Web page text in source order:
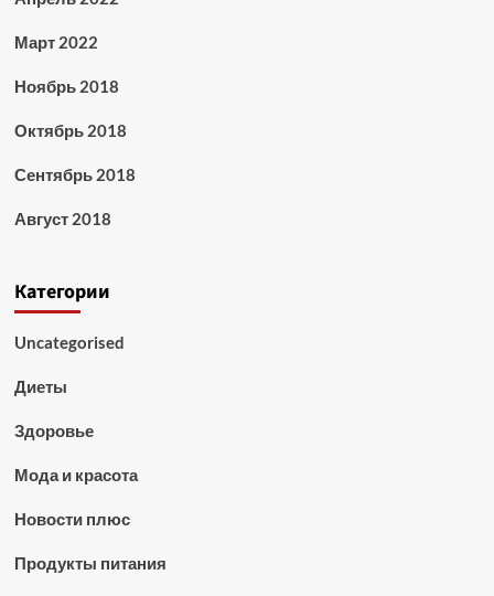
Март 2022
Ноябрь 2018
Октябрь 2018
Сентябрь 2018
Август 2018
Категории
Uncategorised
Диеты
Здоровье
Мода и красота
Новости плюс
Продукты питания